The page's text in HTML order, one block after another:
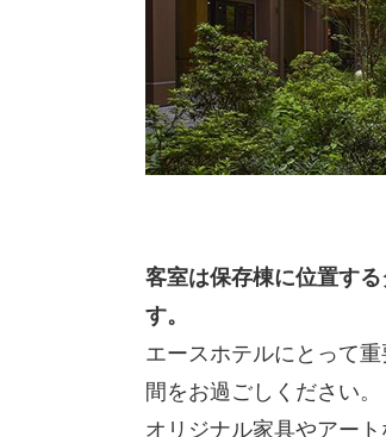
客室は保存棟に位置す
す。
エースホテルにとって
間をお過ごしください。
オリジナル家具やアー